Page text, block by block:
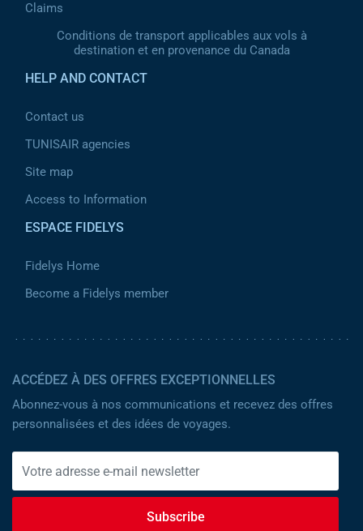
Claims
Conditions de transport applicables aux vols à
destination et en provenance du Canada
HELP AND CONTACT
Contact us
TUNISAIR agencies
Site map
Access to Information
ESPACE FIDELYS
Fidelys Home
Become a Fidelys member
ACCÉDEZ À DES OFFRES EXCEPTIONNELLES
Abonnez-vous à nos communications et recevez des offres
personnalisées et des idées de voyages.
Subscribe